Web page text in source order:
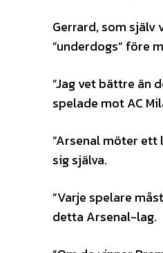
Gerrard, som själv
”underdogs” före
”Jag vet bättre än
spelade mot AC
”Arsenal möter ett
sig själva.
”Varje spelare
detta Arsenal-lag.